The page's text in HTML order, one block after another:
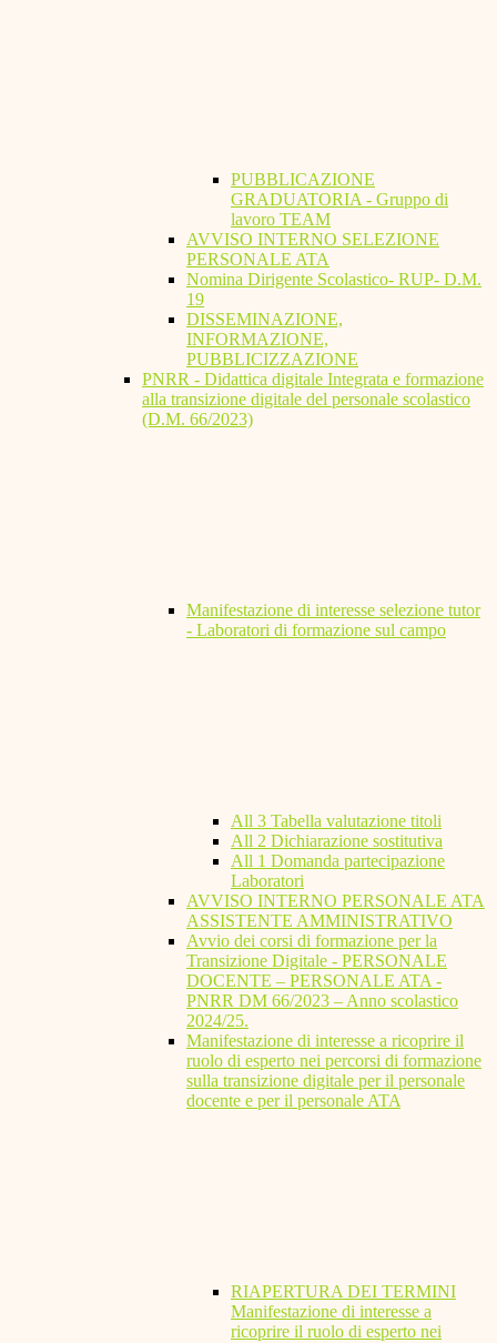
PUBBLICAZIONE
GRADUATORIA - Gruppo di
lavoro TEAM
AVVISO INTERNO SELEZIONE
PERSONALE ATA
Nomina Dirigente Scolastico- RUP- D.M.
19
DISSEMINAZIONE,
INFORMAZIONE,
PUBBLICIZZAZIONE
PNRR - Didattica digitale Integrata e formazione
alla transizione digitale del personale scolastico
(D.M. 66/2023)
Manifestazione di interesse selezione tutor
- Laboratori di formazione sul campo
All 3 Tabella valutazione titoli
All 2 Dichiarazione sostitutiva
All 1 Domanda partecipazione
Laboratori
AVVISO INTERNO PERSONALE ATA
ASSISTENTE AMMINISTRATIVO
Avvio dei corsi di formazione per la
Transizione Digitale - PERSONALE
DOCENTE – PERSONALE ATA -
PNRR DM 66/2023 – Anno scolastico
2024/25.
Manifestazione di interesse a ricoprire il
ruolo di esperto nei percorsi di formazione
sulla transizione digitale per il personale
docente e per il personale ATA
RIAPERTURA DEI TERMINI
Manifestazione di interesse a
ricoprire il ruolo di esperto nei